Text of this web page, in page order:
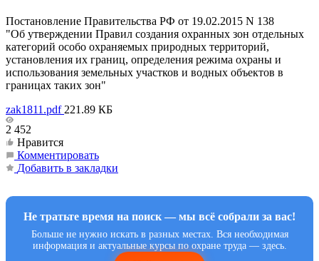
Постановление Правительства РФ от 19.02.2015 N 138
"Об утверждении Правил создания охранных зон отдельных
категорий особо охраняемых природных территорий,
установления их границ, определения режима охраны и
использования земельных участков и водных объектов в
границах таких зон"
zak1811.pdf 221.89 КБ
2 452
Нравится
Комментировать
Добавить в закладки
Не тратьте время на поиск — мы всё собрали за вас!
Больше не нужно искать в разных местах. Вся необходимая
информация и актуальные курсы по охране труда — здесь.